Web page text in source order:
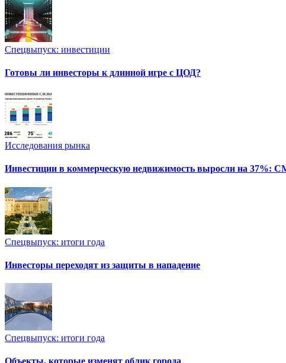
Спецвыпуск: инвестиции
Готовы ли инвесторы к длинной игре с ЦОД?
Исследования рынка
Инвестиции в коммерческую недвижимость выросли на 37%:
Спецвыпуск: итоги года
Инвесторы переходят из защиты в нападение
Спецвыпуск: итоги года